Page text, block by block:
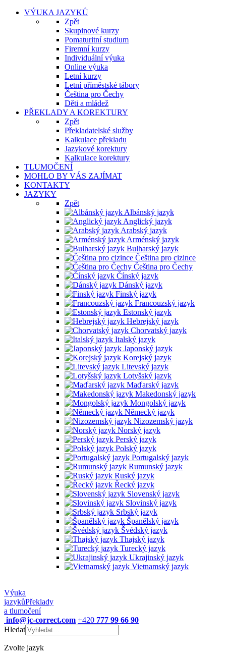
VÝUKA JAZYKŮ
Zpět
Skupinové kurzy
Pomaturitní studium
Firemní kurzy
Individuální výuka
Online výuka
Letní kurzy
Letní příměstské tábory
Čeština pro Čechy
Děti a mládež
PŘEKLADY A KOREKTURY
Zpět
Překladatelské služby
Kalkulace překladu
Jazykové korektury
Kalkulace korektury
TLUMOČENÍ
MOHLO BY VÁS ZAJÍMAT
KONTAKTY
JAZYKY
Zpět
Albánský jazyk
Anglický jazyk
Arabský jazyk
Arménský jazyk
Bulharský jazyk
Čeština pro cizince
Čeština pro Čechy
Čínský jazyk
Dánský jazyk
Finský jazyk
Francouzský jazyk
Estonský jazyk
Hebrejský jazyk
Chorvatský jazyk
Italský jazyk
Japonský jazyk
Korejský jazyk
Litevský jazyk
Lotyšský jazyk
Maďarský jazyk
Makedonský jazyk
Mongolský jazyk
Německý jazyk
Nizozemský jazyk
Norský jazyk
Perský jazyk
Polský jazyk
Portugalský jazyk
Rumunský jazyk
Ruský jazyk
Řecký jazyk
Slovenský jazyk
Slovinský jazyk
Srbský jazyk
Španělský jazyk
Švédský jazyk
Thajský jazyk
Turecký jazyk
Ukrajinský jazyk
Vietnamský jazyk
Výuka
jazykůPřeklady
a tlumočení
info@jc-correct.com +420 777 99 66 90
Hledat
Zvolte jazyk